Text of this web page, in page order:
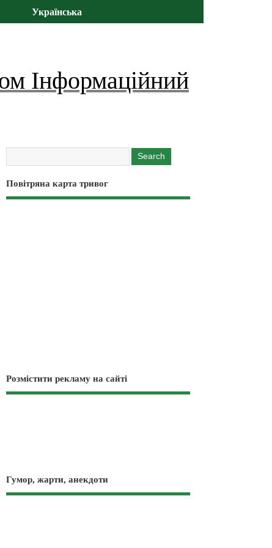
Українська
Інформаційний
Повітряна карта тривог
Розмістити рекламу на сайті
Гумор, жарти, анекдоти